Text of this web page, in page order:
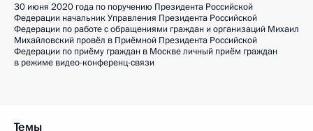
30 июня 2020 года по поручению Президента Российской
Федерации начальник Управления Президента Российской
Федерации по работе с обращениями граждан и организаций Михаил
Михайловский провёл в Приёмной Президента Российской
Федерации по приёму граждан в Москве личный приём граждан
в режиме видео-конференц-связи
Темы